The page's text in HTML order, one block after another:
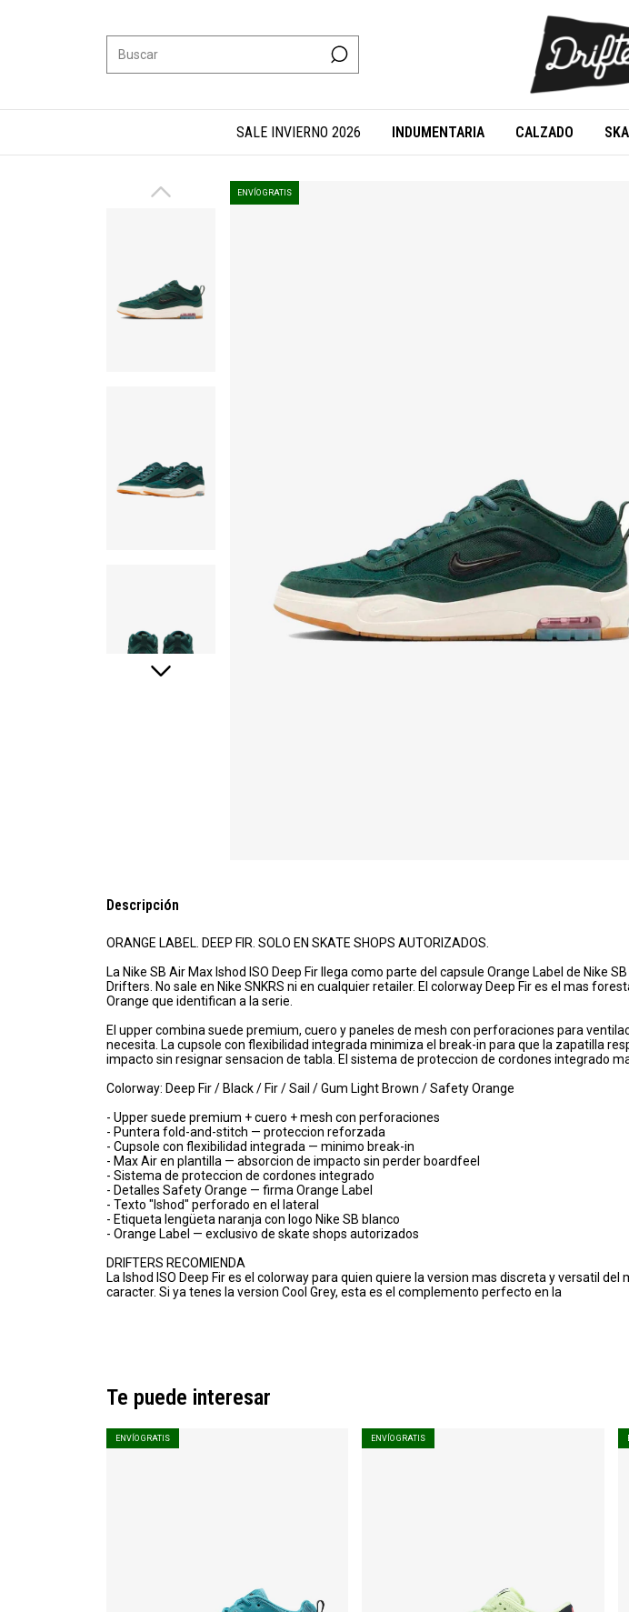
SALE INVIERNO 2026 INDUMENTARIA CALZADO
ENVÍO GRATIS
Descripción
ORANGE LABEL. DEEP FIR. SOLO EN SKATE SHOPS AUTORIZADOS.
La Nike SB Air Max Ishod ISO Deep Fir llega como parte del capsule Orange Label de
Drifters. No sale en Nike SNKRS ni en cualquier retailer. El colorway Deep Fir es el mas
Orange que identifican a la serie.
El upper combina suede premium, cuero y paneles de mesh con perforaciones para
necesita. La cupsole con flexibilidad integrada minimiza el break-in para que la zapatilla
impacto sin resignar sensacion de tabla. El sistema de proteccion de cordones integrado
Colorway: Deep Fir / Black / Fir / Sail / Gum Light Brown / Safety Orange
- Upper suede premium + cuero + mesh con perforaciones
- Puntera fold-and-stitch — proteccion reforzada
- Cupsole con flexibilidad integrada — minimo break-in
- Max Air en plantilla — absorcion de impacto sin perder boardfeel
- Sistema de proteccion de cordones integrado
- Detalles Safety Orange — firma Orange Label
- Texto "Ishod" perforado en el lateral
- Etiqueta lengüeta naranja con logo Nike SB blanco
- Orange Label — exclusivo de skate shops autorizados
DRIFTERS RECOMIENDA
La Ishod ISO Deep Fir es el colorway para quien quiere la version mas discreta y versatil
caracter. Si ya tenes la version Cool Grey, esta es el complemento perfecto en la
Te puede interesar
ENVÍO GRATIS ENVÍO GRATIS